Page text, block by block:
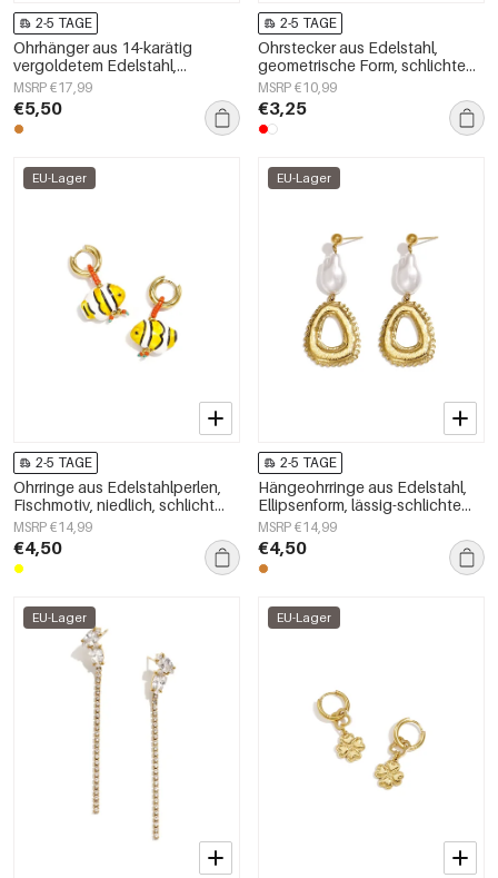
2-5 TAGE
Ohrhänger aus 14-karätig
vergoldetem Edelstahl,
Herzform, schlichte Alltags-
Serie, Damenschmuck
MSRP €17,99
€5,50
2-5 TAGE
Ohrstecker aus Edelstahl,
geometrische Form, schlichte
Alltags-Serie, Damenschmuck
MSRP €10,99
€3,25
EU-Lager
2-5 TAGE
Ohrringe aus Edelstahlperlen,
Fischmotiv, niedlich, schlicht
und elegant, Damenschmuck
MSRP €14,99
€4,50
EU-Lager
2-5 TAGE
Hängeohrringe aus Edelstahl,
Ellipsenform, lässig-schlichte
Serie, Damenschmuck
MSRP €14,99
€4,50
EU-Lager EU-Lager